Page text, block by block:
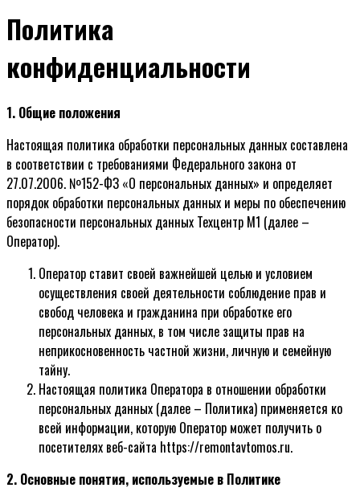
Политика
конфиденциальности
1. Общие положения
Настоящая политика обработки персональных данных составлена
в соответствии с требованиями Федерального закона от
27.07.2006. №152-ФЗ «О персональных данных» и определяет
порядок обработки персональных данных и меры по обеспечению
безопасности персональных данных Техцентр М1 (далее –
Оператор).
Оператор ставит своей важнейшей целью и условием
осуществления своей деятельности соблюдение прав и
свобод человека и гражданина при обработке его
персональных данных, в том числе защиты прав на
неприкосновенность частной жизни, личную и семейную
тайну.
Настоящая политика Оператора в отношении обработки
персональных данных (далее – Политика) применяется ко
всей информации, которую Оператор может получить о
посетителях веб-сайта https://remontavtomos.ru.
2. Основные понятия, используемые в Политике